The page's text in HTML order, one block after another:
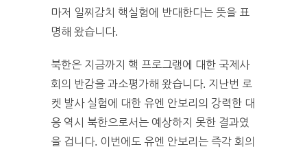
마저 일찌감치 핵실험에 반대한다는 뜻을 표
명해 왔습니다.
북한은 지금까지 핵 프로그램에 대한 국제사
회의 반감을 과소평가해 왔습니다. 지난번 로
켓 발사 실험에 대한 유엔 안보리의 강력한 대
응 역시 북한으로서는 예상하지 못한 결과였
을 겁니다. 이번에도 유엔 안보리는 즉각 회의